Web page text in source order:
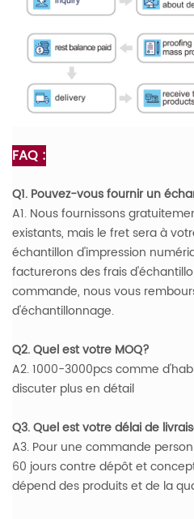
FAQ :
Q1. Pouvez-vous fournir un
A1. Nous fournissons
existants, mais le fret sera à
échantillon d'impression
facturerons des frais
commande, nous vous
d'échantillonnage.
Q2. Quel est votre MOQ?
A2. 1000-3000pcs comme
discuter plus en détail
Q3. Quel est votre délai de
A3. Pour une commande
60 jours contre dépôt et
dépend des produits et de la